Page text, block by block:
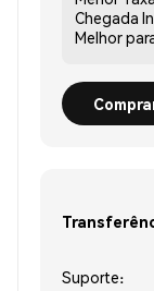
Chegada
Melhor
Suporte: